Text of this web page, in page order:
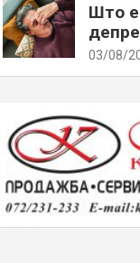
Што е
03/08/